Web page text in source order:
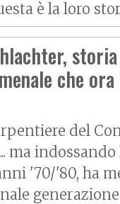
è la loro
che
del
ma
'70/'80, ha